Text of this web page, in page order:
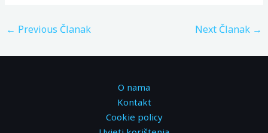
← Previous Članak Next Članak →
O nama
Kontakt
Cookie policy